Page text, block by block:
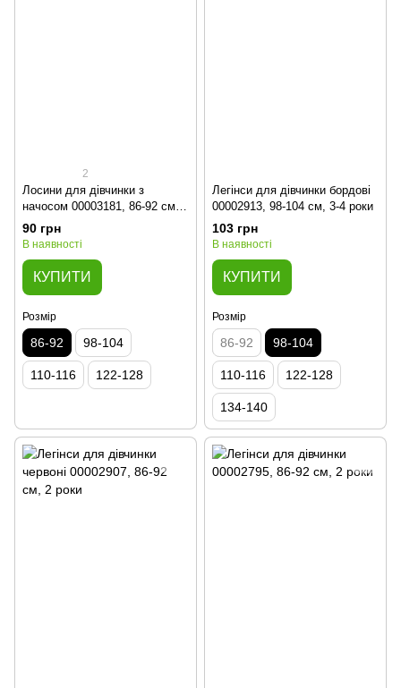
2
Лосини для дівчинки з
начосом 00003181, 86-92 см, 2
роки
90 грн
В наявності
КУПИТИ
Розмір
86-92 98-104
110-116 122-128
Легінси для дівчинки бордові
00002913, 98-104 см, 3-4 роки
103 грн
В наявності
КУПИТИ
Розмір
86-92 98-104
110-116 122-128
134-140